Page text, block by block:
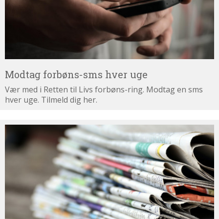
Modtag forbøns-sms hver uge
Vær med i Retten til Livs forbøns-ring. Modtag en sms
hver uge. Tilmeld dig her.
Tilmeld
dig
nyhedsbrevet